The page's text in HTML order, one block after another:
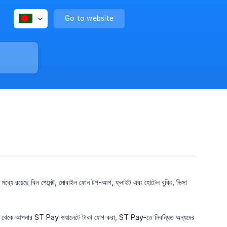
Go to website
রয়েছে বিল পেমেন্ট, মোবাইল ফোন টপ-আপ, ফ্লাইট এবং হোটেল বুকিং, ভিসা
থেকে আপনার ST Pay ওয়ালেটে টাকা যোগ করা, ST Pay-তে নিবন্ধিত অন্যদের